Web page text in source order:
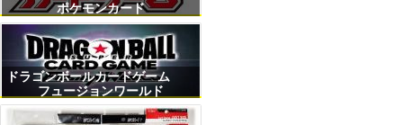
ポケモンカード
ドラゴンボールカードゲーム
フュージョンワールド